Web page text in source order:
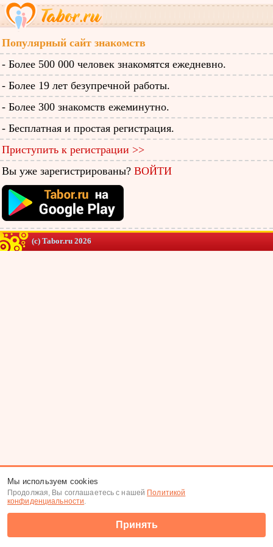
Популярный сайт знакомств
- Более 500 000 человек знакомятся ежедневно.
- Более 19 лет безупречной работы.
- Более 300 знакомств ежеминутно.
- Бесплатная и простая регистрация.
Приступить к регистрации >>
Вы уже зарегистрированы? ВОЙТИ
(c) Tabor.ru 2026
Мы используем cookies
Продолжая, Вы соглашаетесь с нашей Политикой
конфиденциальности.
Принять